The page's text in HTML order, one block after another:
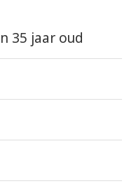
35 jaar oud